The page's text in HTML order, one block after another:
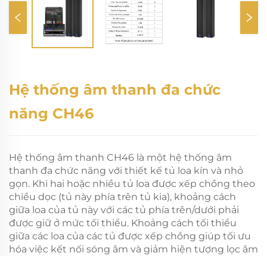
Hệ thống âm thanh đa chức
năng CH46
Hệ thống âm thanh CH46 là một hệ thống âm
thanh đa chức năng với thiết kế tủ loa kín và nhỏ
gọn. Khi hai hoặc nhiều tủ loa được xếp chồng theo
chiều dọc (tủ này phía trên tủ kia), khoảng cách
giữa loa của tủ này với các tủ phía trên/dưới phải
được giữ ở mức tối thiểu. Khoảng cách tối thiểu
giữa các loa của các tủ được xếp chồng giúp tối ưu
hóa việc kết nối sóng âm và giảm hiện tượng lọc âm